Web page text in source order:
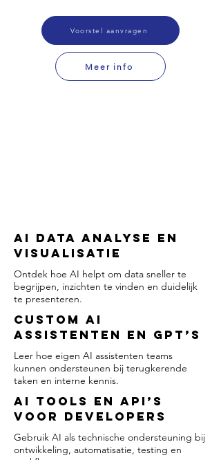
Voorstel aanvragen
Meer info
AI Data Analyse en
Visualisatie
Ontdek hoe AI helpt om data sneller te
begrijpen, inzichten te vinden en duidelijk
te presenteren.
Custom AI
Assistenten en GPT’s
Leer hoe eigen AI assistenten teams
kunnen ondersteunen bij terugkerende
taken en interne kennis.
AI Tools en API’s
voor Developers
Gebruik AI als technische ondersteuning bij
ontwikkeling, automatisatie, testing en